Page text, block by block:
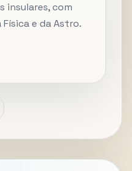
insulares, com
e da Astro.